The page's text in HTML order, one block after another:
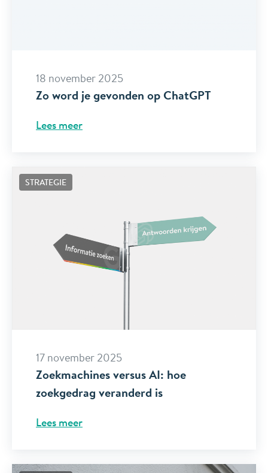
18 november 2025
Zo word je gevonden op ChatGPT
Lees meer
STRATEGIE
17 november 2025
Zoekmachines versus AI: hoe
zoekgedrag veranderd is
Lees meer